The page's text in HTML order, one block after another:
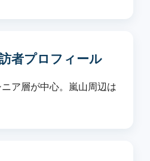
者プロフィール
ア層が中心。嵐山周辺は